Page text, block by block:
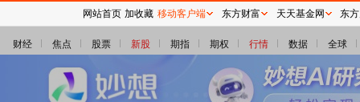
财经 焦点 股票 新股 期指 期权 行情 数据 全球
网站首页 加收藏 移动客户端 东方财富 天天基金网 东